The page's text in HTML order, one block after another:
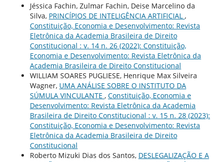
Jéssica Fachin, Zulmar Fachin, Deise Marcelino da
Silva, PRINCÍPIOS DE INTELIGÊNCIA ARTIFICIAL ,
Constituição, Economia e Desenvolvimento: Revista
Eletrônica da Academia Brasileira de Direito
Constitucional : v. 14 n. 26 (2022): Constituição,
Economia e Desenvolvimento: Revista Eletrônica da
Academia Brasileira de Direito Constitucional
WILLIAM SOARES PUGLIESE, Henrique Max Silveira
Wagner, UMA ANÁLISE SOBRE O INSTITUTO DA
SÚMULA VINCULANTE , Constituição, Economia e
Desenvolvimento: Revista Eletrônica da Academia
Brasileira de Direito Constitucional : v. 15 n. 28 (2023):
Constituição, Economia e Desenvolvimento: Revista
Eletrônica da Academia Brasileira de Direito
Constitucional
Roberto Mizuki Dias dos Santos, DESLEGALIZAÇÃO E A